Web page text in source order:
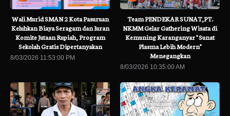
Wali Murid SMAN 2 Kota Pasuruan
Keluhkan Biaya Seragam dan Iuran
Komite Jutaan Rupiah, Program
Sekolah Gratis Dipertanyakan
8/03/2026 11:53:00 PM
Team PENDEKAR SUNAT,PT.
NKMM Gelar Gathering Wisata di
Kemuning Karanganyar " Sunat
Plasma Lebih Modern"
Menegangkan
8/03/2026 10:35:00 AM